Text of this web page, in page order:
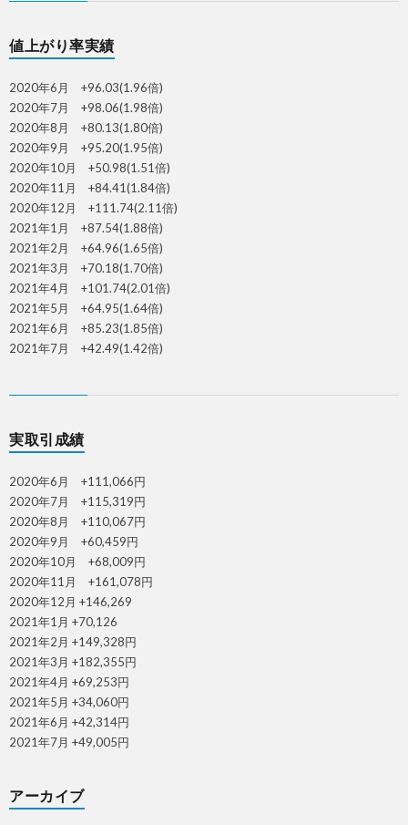
値上がり率実績
2020年6月 +96.03(1.96倍)
2020年7月 +98.06(1.98倍)
2020年8月 +80.13(1.80倍)
2020年9月 +95.20(1.95倍)
2020年10月 +50.98(1.51倍)
2020年11月 +84.41(1.84倍)
2020年12月 +111.74(2.11倍)
2021年1月 +87.54(1.88倍)
2021年2月 +64.96(1.65倍)
2021年3月 +70.18(1.70倍)
2021年4月 +101.74(2.01倍)
2021年5月 +64.95(1.64倍)
2021年6月 +85.23(1.85倍)
2021年7月 +42.49(1.42倍)
実取引成績
2020年6月 +111,066円
2020年7月 +115,319円
2020年8月 +110,067円
2020年9月 +60,459円
2020年10月 +68,009円
2020年11月 +161,078円
2020年12月 +146,269
2021年1月 +70,126
2021年2月 +149,328円
2021年3月 +182,355円
2021年4月 +69,253円
2021年5月 +34,060円
2021年6月 +42,314円
2021年7月 +49,005円
アーカイブ